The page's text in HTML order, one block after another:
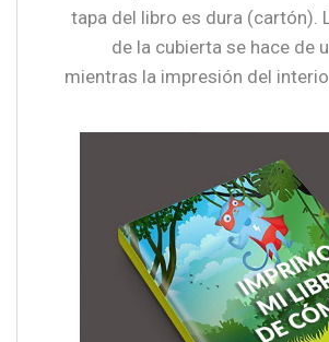
tapa del libro es dura (cartón).
de la cubierta se hace de
mientras la impresión del